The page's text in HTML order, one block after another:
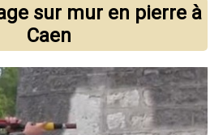
sur mur en pierre à
Caen